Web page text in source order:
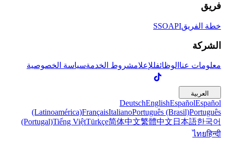
فريق
خطة الفريق SSOAPI
الشركة
معلومات عنا الوظائفللإعلامشروط الخدمةسياسة الخصوصية
العربية
DeutschEnglishEspañolEspañol
(Latinoamérica)FrançaisItalianoPortuguês (Brasil)Português
(Portugal)Tiếng ViệtTürkçe简体中文繁體中文 日本語한국어
ไทยहिन्दी